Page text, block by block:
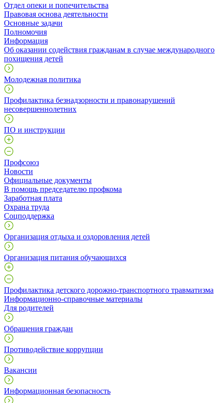
Отдел опеки и попечительства
Правовая основа деятельности
Основные задачи
Полномочия
Информация
Об оказании содействия гражданам в случае международного
похищения детей
Молодежная политика
Профилактика безнадзорности и правонарушений
несовершеннолетних
ПО и инструкции
Профcоюз
Новости
Официальные документы
В помощь председателю профкома
Заработная плата
Охрана труда
Соцподдержка
Организация отдыха и оздоровления детей
Организация питания обучающихся
Профилактика детского дорожно-транспортного травматизма
Информационно-справочные материалы
Для родителей
Обращения граждан
Противодействие коррупции
Вакансии
Информационная безопасность